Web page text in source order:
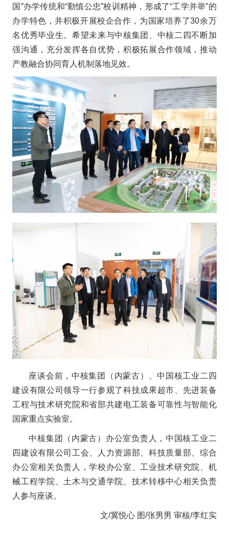
国”办学传统和“勤慎公忠”校训精神，形成了“工学并举”的
办学特色，并积极开展校企合作，为国家培养了30余万
名优秀毕业生。希望未来与中核集团、中核二四不断加
强沟通，充分发挥各自优势，积极拓展合作领域，推动
产教融合协同育人机制落地见效。
座谈会前，中核集团（内蒙古）、中国核工业二四
建设有限公司领导一行参观了科技成果超市、先进装备
工程与技术研究院和省部共建电工装备可靠性与智能化
国家重点实验室。
中核集团（内蒙古）办公室负责人，中国核工业二
四建设有限公司工会、人力资源部、科技质量部、综合
办公室相关负责人，学校办公室、工业技术研究院、机
械工程学院、土木与交通学院、技术转移中心相关负责
人参与座谈。
文/冀悦心 图/张男男 审核/李红实